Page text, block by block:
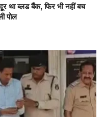
था ब्लड बैंक, फिर भी नहीं बच
पोल